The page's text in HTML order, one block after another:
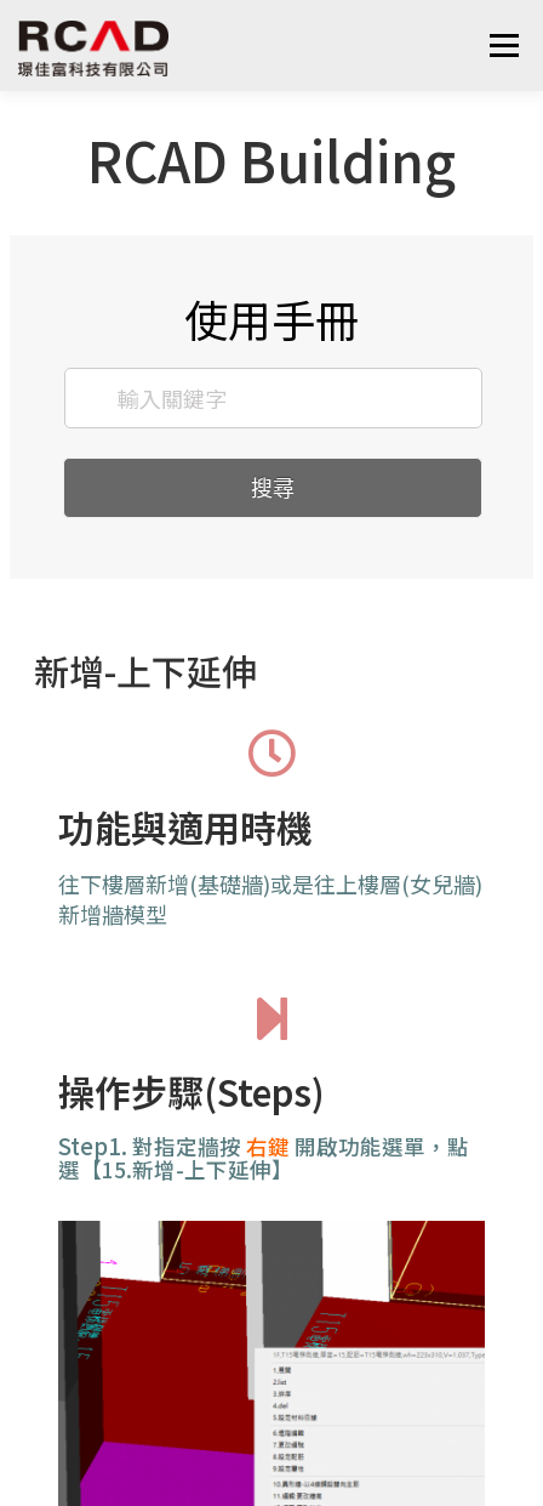
選單
算量服務
RCAD Building
使用手冊
搜尋
新增-上下延伸
功能與適用時機
往下樓層新增(基礎牆)或是往上樓層(女兒牆)
新增牆模型
操作步驟(Steps)
Step1. 對指定牆按 右鍵 開啟功能選單，點
選【15.新增-上下延伸】